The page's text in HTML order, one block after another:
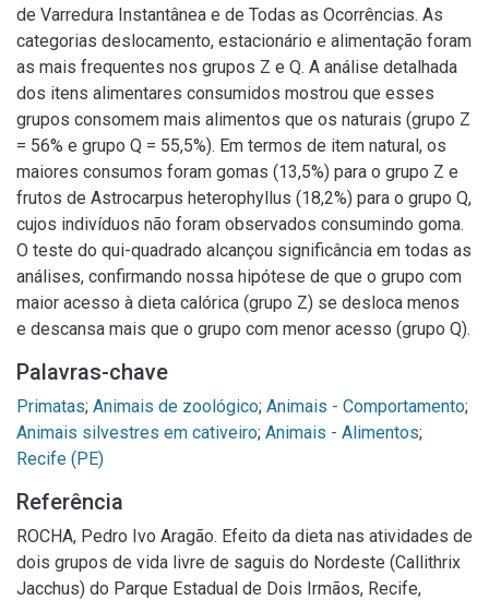
de Varredura Instantânea e de Todas as Ocorrências. As
categorias deslocamento, estacionário e alimentação foram
as mais frequentes nos grupos Z e Q. A análise detalhada
dos itens alimentares consumidos mostrou que esses
grupos consomem mais alimentos que os naturais (grupo Z
= 56% e grupo Q = 55,5%). Em termos de item natural, os
maiores consumos foram gomas (13,5%) para o grupo Z e
frutos de Astrocarpus heterophyllus (18,2%) para o grupo Q,
cujos indivíduos não foram observados consumindo goma.
O teste do qui-quadrado alcançou significância em todas as
análises, confirmando nossa hipótese de que o grupo com
maior acesso à dieta calórica (grupo Z) se desloca menos
e descansa mais que o grupo com menor acesso (grupo Q).
Palavras-chave
Primatas; Animais de zoológico; Animais - Comportamento;
Animais silvestres em cativeiro; Animais - Alimentos;
Recife (PE)
Referência
ROCHA, Pedro Ivo Aragão. Efeito da dieta nas atividades de
dois grupos de vida livre de saguis do Nordeste (Callithrix
Jacchus) do Parque Estadual de Dois Irmãos, Recife,